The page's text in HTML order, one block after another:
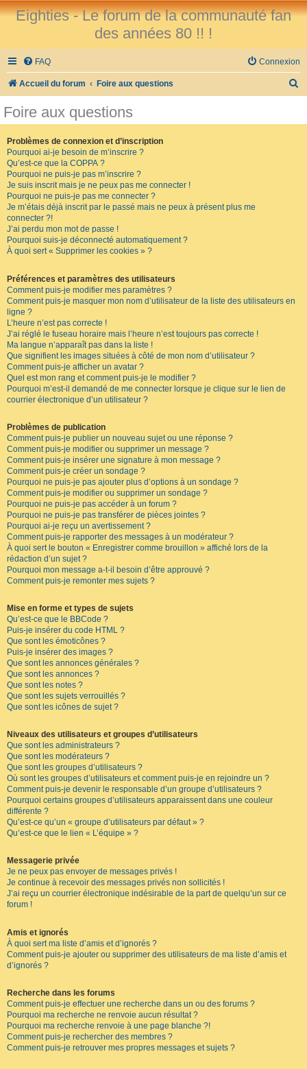
Eighties - Le forum de la communauté fan
des années 80 !! !
FAQ Connexion
Accueil du forum Foire aux questions
Foire aux questions
Problèmes de connexion et d’inscription
Pourquoi ai-je besoin de m’inscrire ?
Qu’est-ce que la COPPA ?
Pourquoi ne puis-je pas m’inscrire ?
Je suis inscrit mais je ne peux pas me connecter !
Pourquoi ne puis-je pas me connecter ?
Je m’étais déjà inscrit par le passé mais ne peux à présent plus me
connecter ?!
J’ai perdu mon mot de passe !
Pourquoi suis-je déconnecté automatiquement ?
À quoi sert « Supprimer les cookies » ?
Préférences et paramètres des utilisateurs
Comment puis-je modifier mes paramètres ?
Comment puis-je masquer mon nom d’utilisateur de la liste des utilisateurs en
ligne ?
L’heure n’est pas correcte !
J’ai réglé le fuseau horaire mais l’heure n’est toujours pas correcte !
Ma langue n’apparaît pas dans la liste !
Que signifient les images situées à côté de mon nom d’utilisateur ?
Comment puis-je afficher un avatar ?
Quel est mon rang et comment puis-je le modifier ?
Pourquoi m’est-il demandé de me connecter lorsque je clique sur le lien de
courrier électronique d’un utilisateur ?
Problèmes de publication
Comment puis-je publier un nouveau sujet ou une réponse ?
Comment puis-je modifier ou supprimer un message ?
Comment puis-je insérer une signature à mon message ?
Comment puis-je créer un sondage ?
Pourquoi ne puis-je pas ajouter plus d’options à un sondage ?
Comment puis-je modifier ou supprimer un sondage ?
Pourquoi ne puis-je pas accéder à un forum ?
Pourquoi ne puis-je pas transférer de pièces jointes ?
Pourquoi ai-je reçu un avertissement ?
Comment puis-je rapporter des messages à un modérateur ?
À quoi sert le bouton « Enregistrer comme brouillon » affiché lors de la
rédaction d’un sujet ?
Pourquoi mon message a-t-il besoin d’être approuvé ?
Comment puis-je remonter mes sujets ?
Mise en forme et types de sujets
Qu’est-ce que le BBCode ?
Puis-je insérer du code HTML ?
Que sont les émoticônes ?
Puis-je insérer des images ?
Que sont les annonces générales ?
Que sont les annonces ?
Que sont les notes ?
Que sont les sujets verrouillés ?
Que sont les icônes de sujet ?
Niveaux des utilisateurs et groupes d’utilisateurs
Que sont les administrateurs ?
Que sont les modérateurs ?
Que sont les groupes d’utilisateurs ?
Où sont les groupes d’utilisateurs et comment puis-je en rejoindre un ?
Comment puis-je devenir le responsable d’un groupe d’utilisateurs ?
Pourquoi certains groupes d’utilisateurs apparaissent dans une couleur
différente ?
Qu’est-ce qu’un « groupe d’utilisateurs par défaut » ?
Qu’est-ce que le lien « L’équipe » ?
Messagerie privée
Je ne peux pas envoyer de messages privés !
Je continue à recevoir des messages privés non sollicités !
J’ai reçu un courrier électronique indésirable de la part de quelqu’un sur ce
forum !
Amis et ignorés
À quoi sert ma liste d’amis et d’ignorés ?
Comment puis-je ajouter ou supprimer des utilisateurs de ma liste d’amis et
d’ignorés ?
Recherche dans les forums
Comment puis-je effectuer une recherche dans un ou des forums ?
Pourquoi ma recherche ne renvoie aucun résultat ?
Pourquoi ma recherche renvoie à une page blanche ?!
Comment puis-je rechercher des membres ?
Comment puis-je retrouver mes propres messages et sujets ?